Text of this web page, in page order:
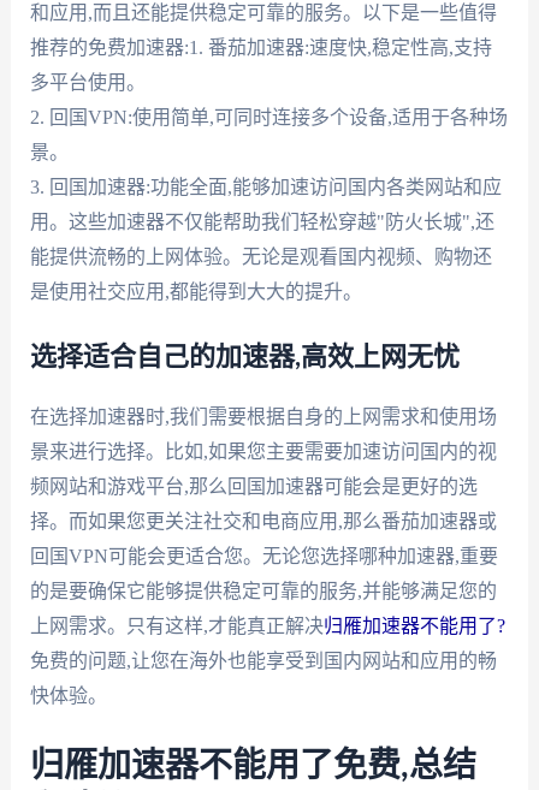
和应用,而且还能提供稳定可靠的服务。以下是一些值得
推荐的免费加速器:1. 番茄加速器:速度快,稳定性高,支持
多平台使用。
2. 回国VPN:使用简单,可同时连接多个设备,适用于各种场
景。
3. 回国加速器:功能全面,能够加速访问国内各类网站和应
用。这些加速器不仅能帮助我们轻松穿越"防火长城",还
能提供流畅的上网体验。无论是观看国内视频、购物还
是使用社交应用,都能得到大大的提升。
选择适合自己的加速器,高效上网无忧
在选择加速器时,我们需要根据自身的上网需求和使用场
景来进行选择。比如,如果您主要需要加速访问国内的视
频网站和游戏平台,那么回国加速器可能会是更好的选
择。而如果您更关注社交和电商应用,那么番茄加速器或
回国VPN可能会更适合您。无论您选择哪种加速器,重要
的是要确保它能够提供稳定可靠的服务,并能够满足您的
上网需求。只有这样,才能真正解决归雁加速器不能用了?
免费的问题,让您在海外也能享受到国内网站和应用的畅
快体验。
归雁加速器不能用了免费,总结